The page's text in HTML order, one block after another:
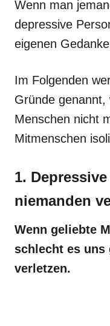
Wenn man
depressive
eigenen
Im Folgenden
Gründe
Menschen nicht
Mitmenschen
1.
niemanden
Wenn geliebte
schlecht es uns
verletzen.